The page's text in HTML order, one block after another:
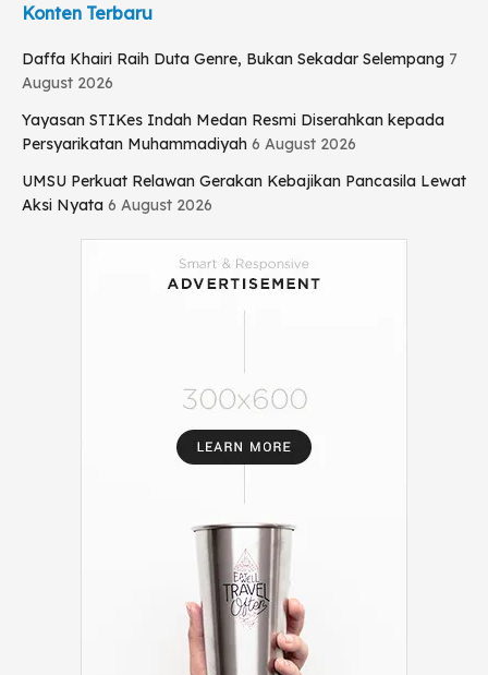
Konten Terbaru
Daffa Khairi Raih Duta Genre, Bukan Sekadar Selempang 7
August 2026
Yayasan STIKes Indah Medan Resmi Diserahkan kepada
Persyarikatan Muhammadiyah 6 August 2026
UMSU Perkuat Relawan Gerakan Kebajikan Pancasila Lewat
Aksi Nyata 6 August 2026